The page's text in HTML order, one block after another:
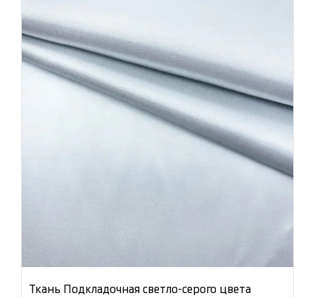
Ткань Подкладочная светло-серого цвета